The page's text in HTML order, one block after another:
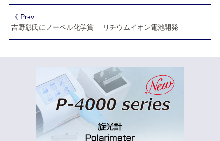
《 Prev
吉野彰氏にノーベル化学賞 リチウムイオン電池開発